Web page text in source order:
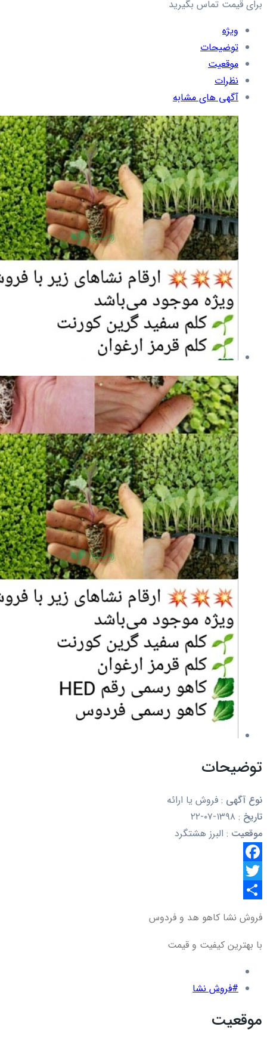
برای قیمت تماس بگیرید
ویژه
توضیحات
موقعیت
نظرات
آگهی های مشابه
توضیحات
نوع آگهی : فروش یا ارائه
تاریخ :
موقعیت : البرز هشتگرد
Facebook
Twitter
گذاری
فروش نشا کاهو هد و فردوس
با بهترین کیفیت و قیمت
#فروش نشا
موقعیت